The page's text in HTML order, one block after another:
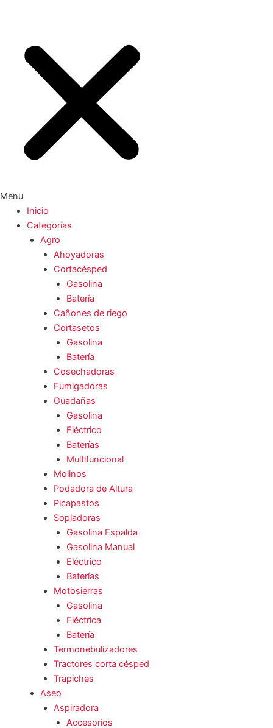
Menu
Inicio
Categorías
Agro
Ahoyadoras
Cortacésped
Gasolina
Batería
Cañones de riego
Cortasetos
Gasolina
Batería
Cosechadoras
Fumigadoras
Guadañas
Gasolina
Eléctrico
Baterías
Multifuncional
Molinos
Podadora de Altura
Picapastos
Sopladoras
Gasolina Espalda
Gasolina Manual
Eléctrico
Baterías
Motosierras
Gasolina
Eléctrica
Batería
Termonebulizadores
Tractores corta césped
Trapiches
Aseo
Aspiradora
Accesorios